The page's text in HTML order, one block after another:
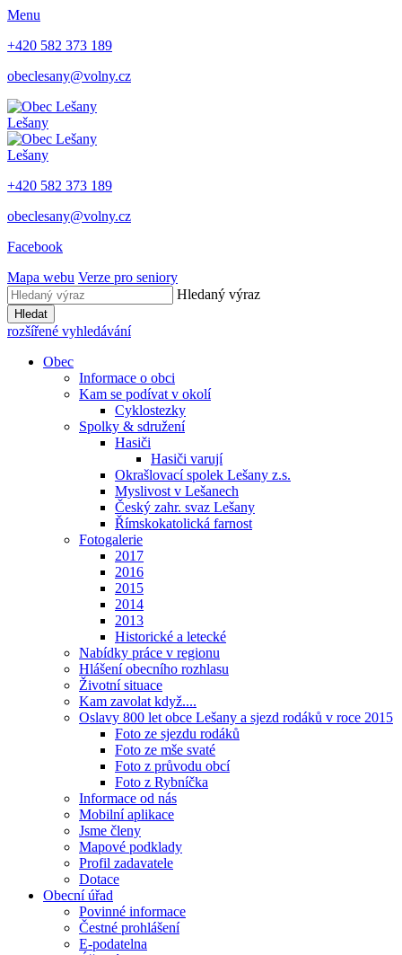
Menu
+420 582 373 189
obeclesany@volny.cz
Lešany
Lešany
+420 582 373 189
obeclesany@volny.cz
Facebook
Mapa webu Verze pro seniory
Hledaný výraz
Hledat
rozšířené vyhledávání
Obec
Informace o obci
Kam se podívat v okolí
Cyklostezky
Spolky & sdružení
Hasiči
Hasiči varují
Okrašlovací spolek Lešany z.s.
Myslivost v Lešanech
Český zahr. svaz Lešany
Římskokatolická farnost
Fotogalerie
2017
2016
2015
2014
2013
Historické a letecké
Nabídky práce v regionu
Hlášení obecního rozhlasu
Životní situace
Kam zavolat když....
Oslavy 800 let obce Lešany a sjezd rodáků v roce 2015
Foto ze sjezdu rodáků
Foto ze mše svaté
Foto z průvodu obcí
Foto z Rybníčka
Informace od nás
Mobilní aplikace
Jsme členy
Mapové podklady
Profil zadavatele
Dotace
Obecní úřad
Povinné informace
Čestné prohlášení
E-podatelna